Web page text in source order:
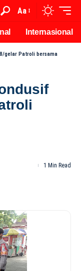
Aa
Internasional
gelar Patroli bersama
1 Min Read